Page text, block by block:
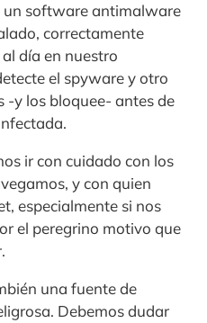
un software antimalware
correctamente
día en nuestro
el spyware y otro
-y los bloquee- antes de
ir con cuidado con los
y con quien
especialmente si nos
el peregrino motivo que
una fuente de
Debemos dudar